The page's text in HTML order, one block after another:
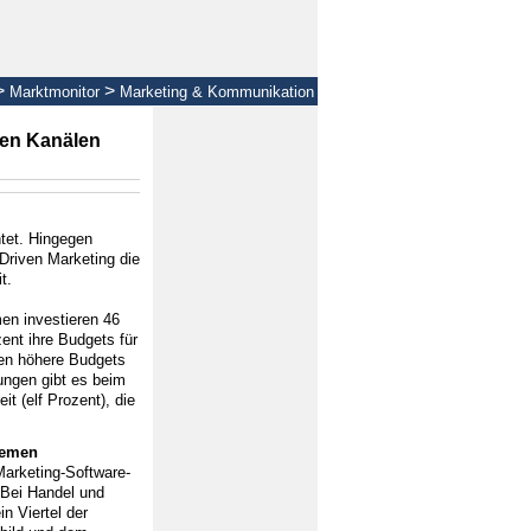
Marktmonitor > Marketing & Kommunikation
Kanälen
Hingegen
Marketing die
investieren 46
ihre Budgets für
höhere Budgets
gibt es beim
(elf Prozent), die
Software-
Handel und
Viertel der